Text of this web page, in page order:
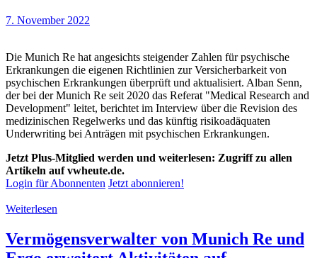
7. November 2022
Die Munich Re hat angesichts steigender Zahlen für psychische
Erkrankungen die eigenen Richtlinien zur Versicherbarkeit von
psychischen Erkrankungen überprüft und aktualisiert. Alban Senn,
der bei der Munich Re seit 2020 das Referat "Medical Research and
Development" leitet, berichtet im Interview über die Revision des
medizinischen Regelwerks und das künftig risikoadäquaten
Underwriting bei Anträgen mit psychischen Erkrankungen.
Jetzt Plus-Mitglied werden und weiterlesen: Zugriff zu allen
Artikeln auf vwheute.de.
Login für Abonnenten Jetzt abonnieren!
Weiterlesen
Vermögensverwalter von Munich Re und